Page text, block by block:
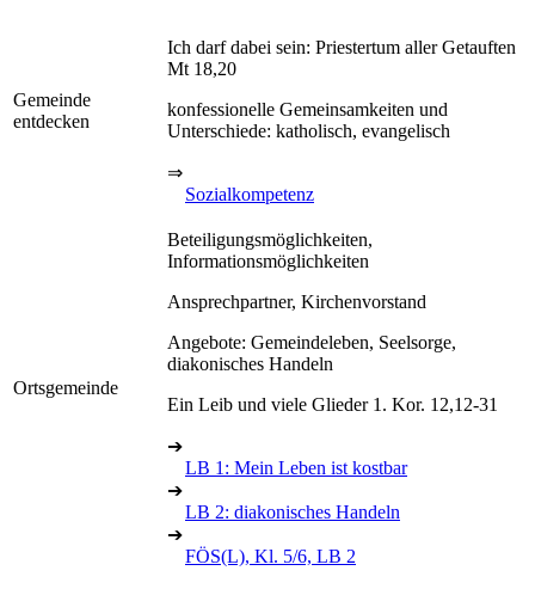
Gemeinde
entdecken
Ich darf dabei sein: Priestertum aller Getauften
Mt 18,20
konfessionelle Gemeinsamkeiten und
Unterschiede: katholisch, evangelisch
⇒
Sozialkompetenz
Ortsgemeinde
Beteiligungsmöglichkeiten,
Informationsmöglichkeiten
Ansprechpartner, Kirchenvorstand
Angebote: Gemeindeleben, Seelsorge,
diakonisches Handeln
Ein Leib und viele Glieder 1. Kor. 12,12-31
➔
LB 1: Mein Leben ist kostbar
➔
LB 2: diakonisches Handeln
➔
FÖS(L), Kl. 5/6, LB 2